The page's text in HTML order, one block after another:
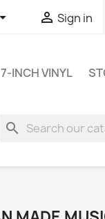
 Sign in
7-INCH VINYL
search